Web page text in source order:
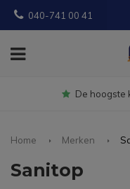
040-741 00 41
Home Merken
Sanitop